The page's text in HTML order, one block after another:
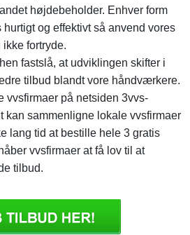
højdebeholder. Enhver form
og effektivt så anvend vores
fortryde.
fastslå, at udviklingen skifter i
tilbud blandt vore håndværkere.
vvsfirmaer på netsiden 3vvs-
kan sammenligne lokale vvsfirmaer
lang tid at bestille hele 3 gratis
vvsfirmaer at få lov til at
tilbud.